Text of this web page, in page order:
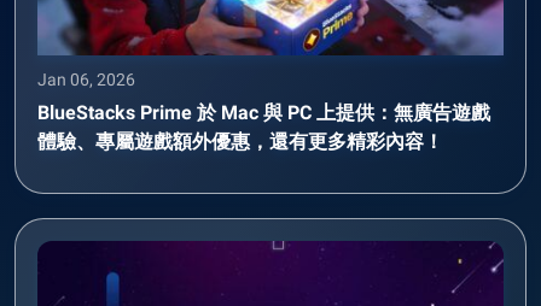
Jan 06, 2026
BlueStacks Prime 於 Mac 與 PC 上提供：無廣告遊戲
體驗、專屬遊戲額外優惠，還有更多精彩內容！